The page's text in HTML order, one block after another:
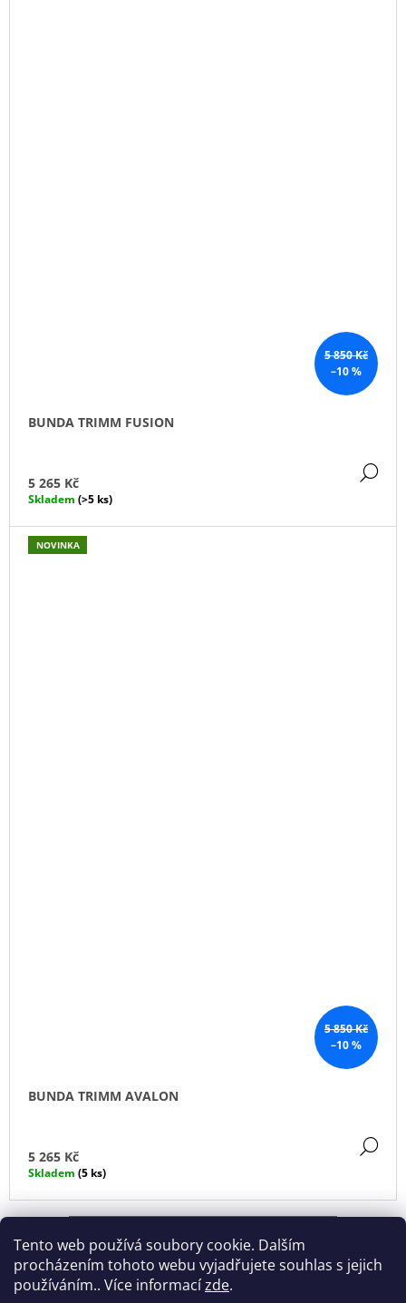
Tento web používá soubory cookie. Dalším
procházením tohoto webu vyjadřujete souhlas s jejich
používáním.. Více informacízde.
5 850 Kč
–10 %
BUNDA TRIMM FUSION
5 265 Kč
Skladem (>5 ks)
5 850 Kč
–10 %
NOVINKA
BUNDA TRIMM AVALON
5 265 Kč
Skladem (5 ks)